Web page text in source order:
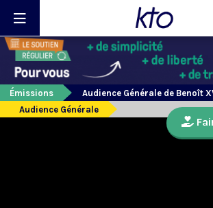
Émissions
Audience Générale de Benoît
Audience Générale